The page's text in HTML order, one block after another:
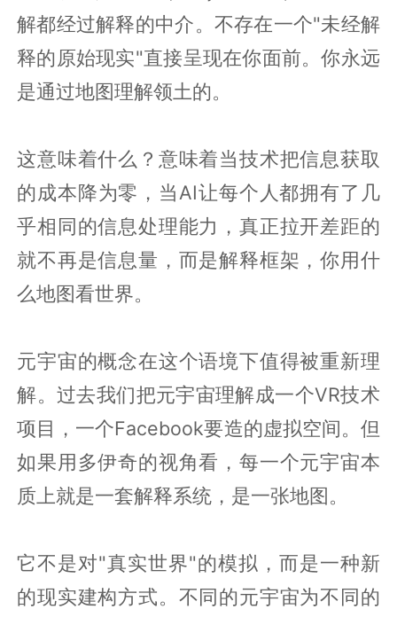
解都经过解释的中介。不存在一个"未经解
释的原始现实"直接呈现在你面前。你永远
是通过地图理解领土的。
这意味着什么？意味着当技术把信息获取
的成本降为零，当AI让每个人都拥有了几
乎相同的信息处理能力，真正拉开差距的
就不再是信息量，而是解释框架，你用什
么地图看世界。
元宇宙的概念在这个语境下值得被重新理
解。过去我们把元宇宙理解成一个VR技术
项目，一个Facebook要造的虚拟空间。但
如果用多伊奇的视角看，每一个元宇宙本
质上就是一套解释系统，是一张地图。
它不是对"真实世界"的模拟，而是一种新
的现实建构方式。不同的元宇宙为不同的